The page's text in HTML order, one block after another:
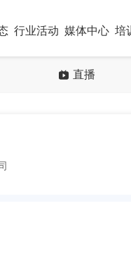
行业活动 媒体中心 培
直播